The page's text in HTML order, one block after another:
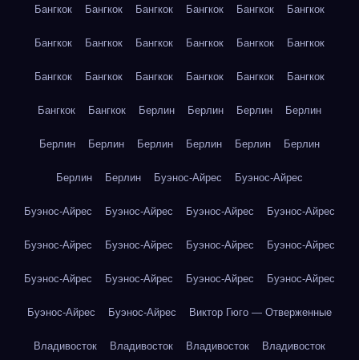
Бангкок Бангкок Бангкок Бангкок Бангкок Бангкок
Бангкок Бангкок Бангкок Бангкок Бангкок Бангкок
Бангкок Бангкок Бангкок Бангкок Бангкок Бангкок
Бангкок Бангкок Берлин Берлин Берлин Берлин
Берлин Берлин Берлин Берлин Берлин Берлин
Берлин Берлин Буэнос-Айрес Буэнос-Айрес
Буэнос-Айрес Буэнос-Айрес Буэнос-Айрес Буэнос-Айрес
Буэнос-Айрес Буэнос-Айрес Буэнос-Айрес Буэнос-Айрес
Буэнос-Айрес Буэнос-Айрес Буэнос-Айрес Буэнос-Айрес
Буэнос-Айрес Буэнос-Айрес Виктор Гюго — Отверженные
Владивосток Владивосток Владивосток Владивосток